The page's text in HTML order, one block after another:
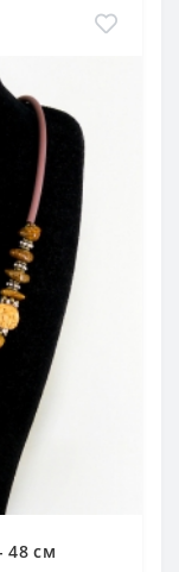
48 см